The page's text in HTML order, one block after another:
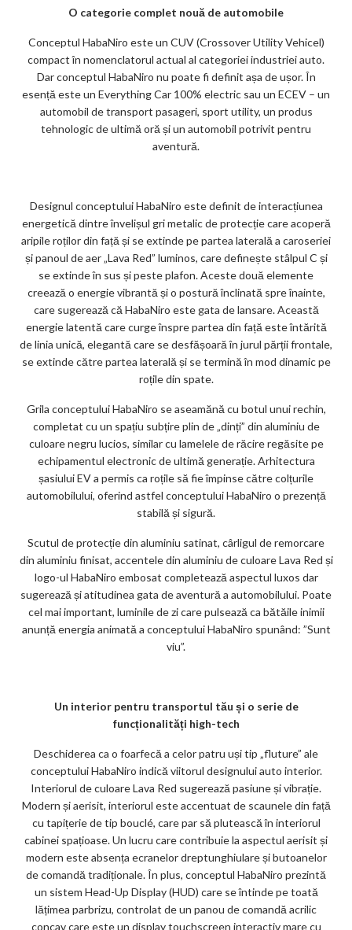
O categorie complet nouă de automobile
Conceptul HabaNiro este un CUV (Crossover Utility Vehicel)
compact în nomenclatorul actual al categoriei industriei auto.
Dar conceptul HabaNiro nu poate fi definit așa de ușor. În
esență este un Everything Car 100% electric sau un ECEV – un
automobil de transport pasageri, sport utility, un produs
tehnologic de ultimă oră și un automobil potrivit pentru
aventură.
Designul conceptului HabaNiro este definit de interacțiunea
energetică dintre învelișul gri metalic de protecție care acoperă
aripile roților din față și se extinde pe partea laterală a caroseriei
și panoul de aer „Lava Red” luminos, care definește stâlpul C și
se extinde în sus și peste plafon. Aceste două elemente
creează o energie vibrantă și o postură înclinată spre înainte,
care sugerează că HabaNiro este gata de lansare. Această
energie latentă care curge înspre partea din față este întărită
de linia unică, elegantă care se desfășoară în jurul părții frontale,
se extinde către partea laterală și se termină în mod dinamic pe
roțile din spate.
Grila conceptului HabaNiro se aseamănă cu botul unui rechin,
completat cu un spațiu subțire plin de „dinți” din aluminiu de
culoare negru lucios, similar cu lamelele de răcire regăsite pe
echipamentul electronic de ultimă generație. Arhitectura
șasiului EV a permis ca roțile să fie împinse către colțurile
automobilului, oferind astfel conceptului HabaNiro o prezență
stabilă și sigură.
Scutul de protecție din aluminiu satinat, cârligul de remorcare
din aluminiu finisat, accentele din aluminiu de culoare Lava Red și
logo-ul HabaNiro embosat completează aspectul luxos dar
sugerează și atitudinea gata de aventură a automobilului. Poate
cel mai important, luminile de zi care pulsează ca bătăile inimii
anunță energia animată a conceptului HabaNiro spunând: ”Sunt
viu”.
Un interior pentru transportul tău și o serie de
funcționalități high-tech
Deschiderea ca o foarfecă a celor patru uși tip „fluture” ale
conceptului HabaNiro indică viitorul designului auto interior.
Interiorul de culoare Lava Red sugerează pasiune și vibrație.
Modern și aerisit, interiorul este accentuat de scaunele din față
cu tapițerie de tip bouclé, care par să plutească în interiorul
cabinei spațioase. Un lucru care contribuie la aspectul aerisit și
modern este absența ecranelor dreptunghiulare și butoanelor
de comandă tradiționale. În plus, conceptul HabaNiro prezintă
un sistem Head-Up Display (HUD) care se întinde pe toată
lățimea parbrizu, controlat de un panou de comandă acrilic
concav care este un display touchscreen interactiv mare cu